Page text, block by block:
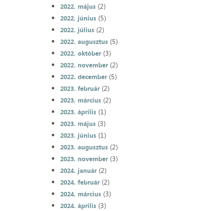
2022. május(2)
2022. június(5)
2022. július(2)
2022. augusztus(5)
2022. október(3)
2022. november(2)
2022. december(5)
2023. február(2)
2023. március(2)
2023. április(1)
2023. május(3)
2023. június(1)
2023. augusztus(2)
2023. november(3)
2024. január(2)
2024. február(2)
2024. március(3)
2024. április(3)